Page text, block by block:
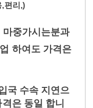
편리 ,)
마중가시는분과
하여도 가격은
국 수속 지연으
은 동일 합니